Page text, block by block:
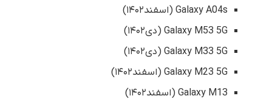
Galaxy A04s (اسفند۱۴۰۲)
Galaxy M53 5G (دی۱۴۰۲)
Galaxy M33 5G (دی۱۴۰۲)
Galaxy M23 5G (اسفند۱۴۰۲)
Galaxy M13 (اسفند۱۴۰۲)